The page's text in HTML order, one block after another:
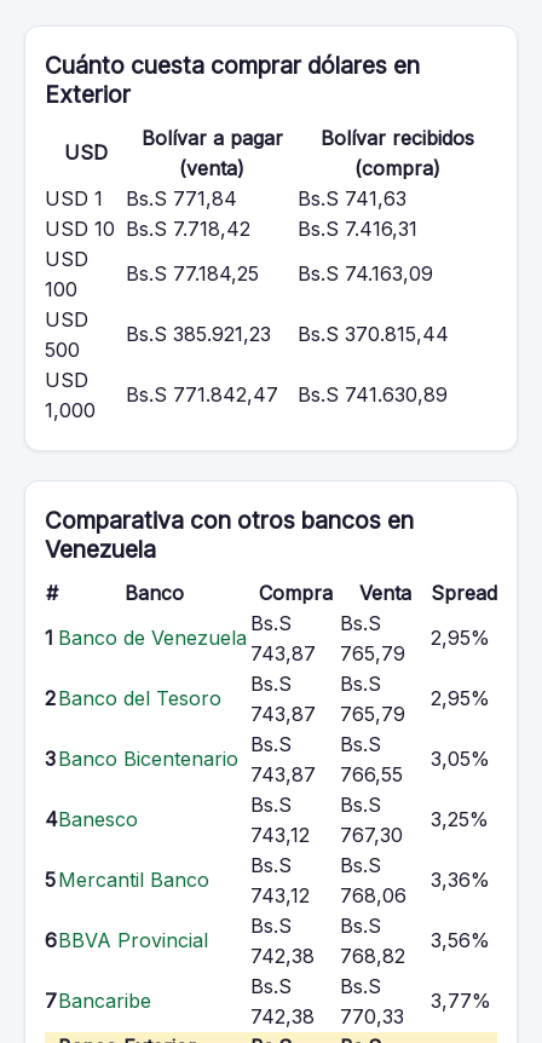
Cuánto cuesta comprar dólares en
Exterior
USD
Bolívar a pagar
(venta)
Bolívar recibidos
(compra)
USD 1
Bs.S 771,84
Bs.S 741,63
USD 10 Bs.S 7.718,42
Bs.S 7.416,31
USD
100
Bs.S 77.184,25
Bs.S 74.163,09
USD
500
Bs.S 385.921,23
Bs.S 370.815,44
USD
1,000
Bs.S 771.842,47 Bs.S 741.630,89
Comparativa con otros bancos en
Venezuela
# Banco Compra Venta
Spread
1 Banco de Venezuela
Bs.S
743,87
Bs.S
765,79
2,95%
2Banco del Tesoro
Bs.S
743,87
Bs.S
765,79
2,95%
3Banco Bicentenario
Bs.S
743,87
Bs.S
766,55
3,05%
4Banesco
Bs.S
743,12
Bs.S
767,30
3,25%
5Mercantil Banco
Bs.S
743,12
Bs.S
768,06
3,36%
6BBVA Provincial
Bs.S
742,38
Bs.S
768,82
3,56%
7Bancaribe
Bs.S
742,38
Bs.S
770,33
3,77%